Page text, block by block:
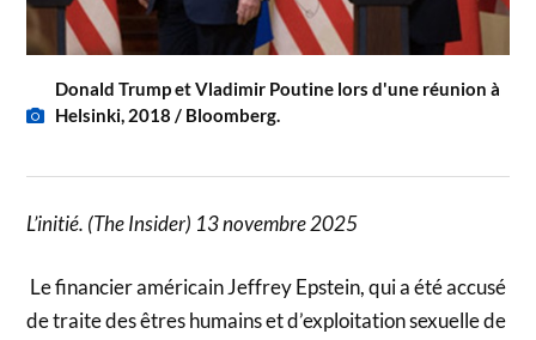
Donald Trump et Vladimir Poutine lors d'une réunion à
Helsinki, 2018 / Bloomberg.
L’initié. (The Insider) 13 novembre 2025
Le financier américain Jeffrey Epstein, qui a été accusé
de traite des êtres humains et d’exploitation sexuelle de